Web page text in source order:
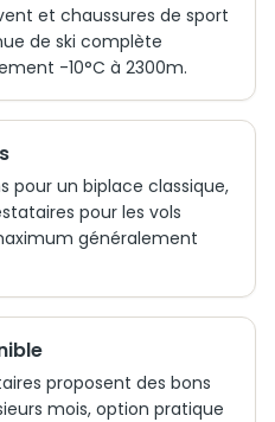
et chaussures de sport
de ski complète
-10°C à 2300m.
pour un biplace classique,
pour les vols
généralement
proposent des bons
mois, option pratique